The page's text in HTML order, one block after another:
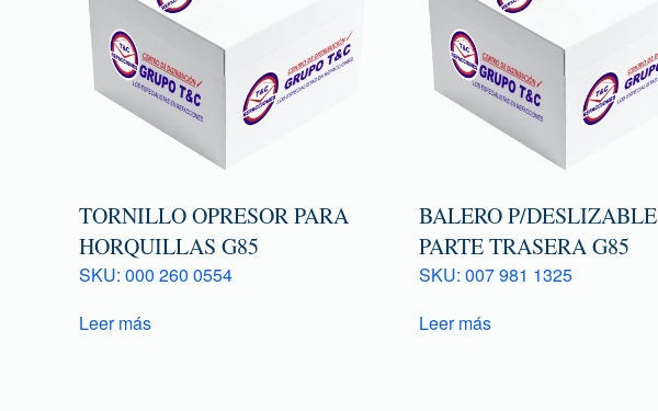
TORNILLO OPRESOR PARA
HORQUILLAS G85
SKU: 000 260 0554
Leer más
BALERO P/DESLIZABLE
PARTE TRASERA G85
SKU: 007 981 1325
Leer más